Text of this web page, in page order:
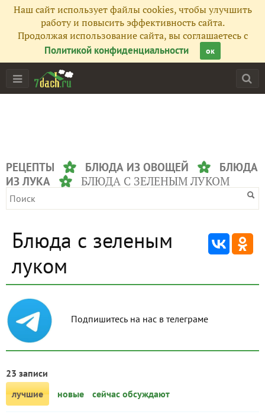
Наш сайт использует файлы cookies, чтобы улучшить
работу и повысить эффективность сайта.
Продолжая использование сайта, вы соглашаетесь с
Политикой конфиденциальности
ок
РЕЦЕПТЫ БЛЮДА ИЗ ОВОЩЕЙ
БЛЮДА
ИЗ ЛУКА
БЛЮДА С ЗЕЛЕНЫМ ЛУКОМ
Блюда с зеленым
луком
Подпишитесь на нас в телеграме
23 записи
лучшие
новые сейчас обсуждают